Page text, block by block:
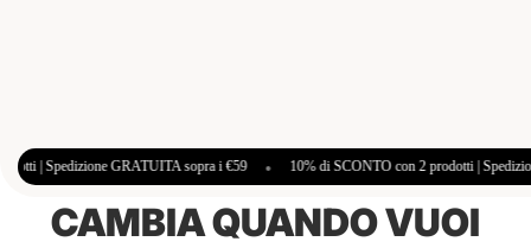
sopra i €59 • 10% di SCONTO con 2 prodotti | Spedizione GRATUITA sopra i €59
CAMBIA QUANDO VUOI